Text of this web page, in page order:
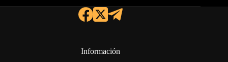
Información